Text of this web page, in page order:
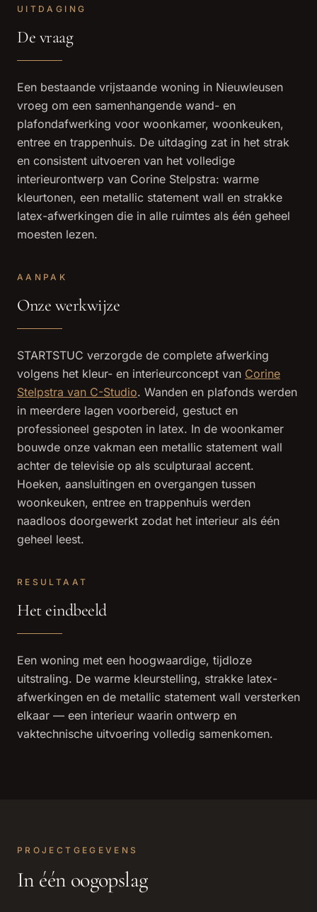
UITDAGING
De vraag
Een bestaande vrijstaande woning in Nieuwleusen
vroeg om een samenhangende wand- en
plafondafwerking voor woonkamer, woonkeuken,
entree en trappenhuis. De uitdaging zat in het strak
en consistent uitvoeren van het volledige
interieurontwerp van Corine Stelpstra: warme
kleurtonen, een metallic statement wall en strakke
latex-afwerkingen die in alle ruimtes als één geheel
moesten lezen.
AANPAK
Onze werkwijze
STARTSTUC verzorgde de complete afwerking
volgens het kleur- en interieurconcept van Corine
Stelpstra van C-Studio. Wanden en plafonds werden
in meerdere lagen voorbereid, gestuct en
professioneel gespoten in latex. In de woonkamer
bouwde onze vakman een metallic statement wall
achter de televisie op als sculpturaal accent.
Hoeken, aansluitingen en overgangen tussen
woonkeuken, entree en trappenhuis werden
naadloos doorgewerkt zodat het interieur als één
geheel leest.
RESULTAAT
Het eindbeeld
Een woning met een hoogwaardige, tijdloze
uitstraling. De warme kleurstelling, strakke latex-
afwerkingen en de metallic statement wall versterken
elkaar — een interieur waarin ontwerp en
vaktechnische uitvoering volledig samenkomen.
PROJECTGEGEVENS
In één oogopslag